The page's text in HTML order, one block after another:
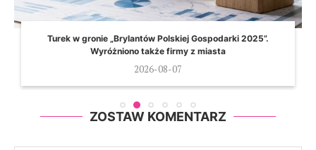
Turek w gronie „Brylantów Polskiej Gospodarki 2025”.
Wyróżniono także firmy z miasta
2026-08-07
ZOSTAW KOMENTARZ